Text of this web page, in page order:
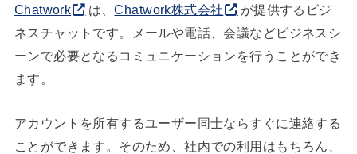
Chatwork は、Chatwork株式会社
が提供するビジ
ネスチャットです。メールや電話、会議などビジネスシ
ーンで必要となるコミュニケーションを行うことができ
ます。
アカウントを所有するユーザー同士ならすぐに連絡する
ことができます。そのため、社内での利用はもちろん、